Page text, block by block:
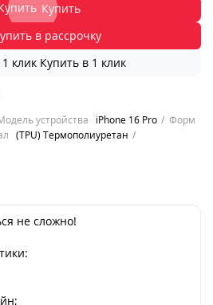
Купить
в рассрочку
Купить в 1 клик
устройства iPhone 16 Pro
Форм
(TPU) Термополиуретан
не сложно!